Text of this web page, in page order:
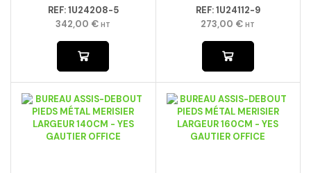
REF:1U24208-5
342,00 € HT
REF:1U24112-9
273,00 € HT